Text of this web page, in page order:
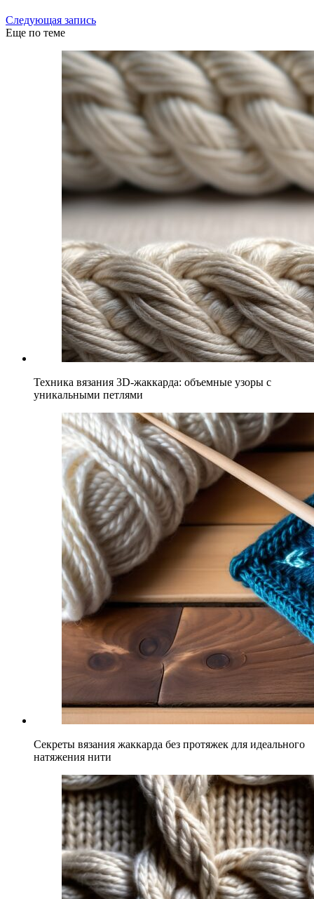
Следующая запись
Еще по теме
Техника вязания 3D-жаккарда: объемные узоры с
уникальными петлями
Секреты вязания жаккарда без протяжек для идеального
натяжения нити